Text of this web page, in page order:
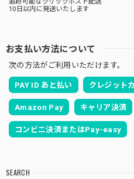
追跡可能なクリックポスト配送
10日以内に発送いたします
お支払い方法について
次の方法がご利用いただけます。
PAY ID あと払い クレジット
Amazon Pay キャリア決済
コンビニ決済またはPay-easy
SEARCH